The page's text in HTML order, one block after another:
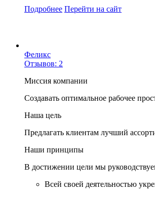
Подробнее Перейти на сайт
Феликс
Отзывов: 2
Миссия компании
Создавать оптимальное рабочее
Наша цель
Предлагать клиентам лучший
Наши принципы
В достижении цели мы
Всей своей деятельностью